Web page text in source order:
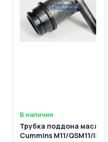
В наличии
Трубка поддона
Cummins М11/QSM11/